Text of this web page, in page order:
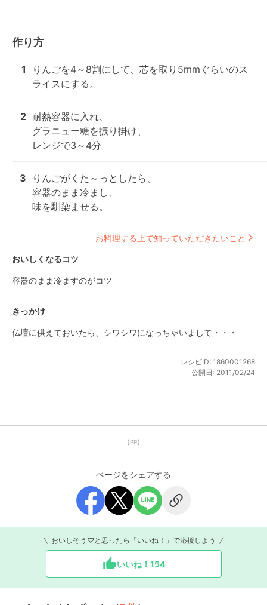
作り方
1
りんごを4～8割にして、芯を取り5mmぐらいのス
ライスにする。
2 耐熱容器に入れ、
グラニュー糖を振り掛け、
レンジで3～4分
3
りんごがくた～っとしたら、
容器のまま冷まし、
味を馴染ませる。
お料理する上で知っていただきたいこと
おいしくなるコツ
容器のまま冷ますのがコツ
きっかけ
仏壇に供えておいたら、シワシワになっちゃいまして・・・
レシピID: 1860001268
公開日: 2011/02/24
【PR】
ページをシェアする
おいしそう♡と思ったら「いいね！」で応援しよう
いいね！ 154